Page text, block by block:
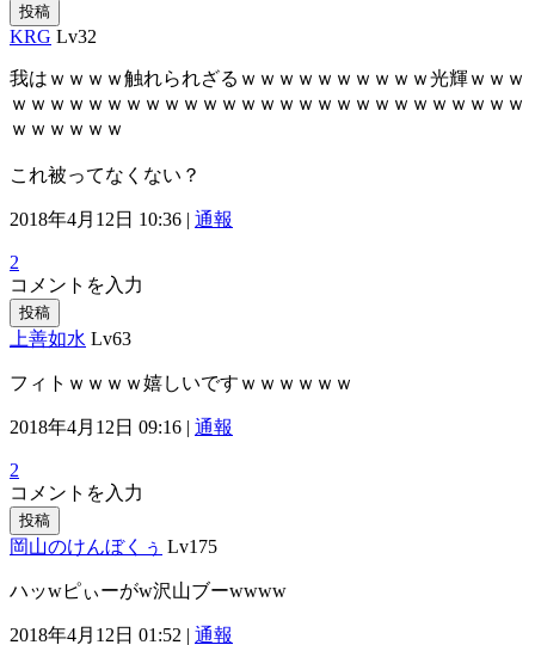
投稿
KRG Lv32
我はｗｗｗｗ触れられざるｗｗｗｗｗｗｗｗｗｗ光輝ｗｗｗ
ｗｗｗｗｗｗｗｗｗｗｗｗｗｗｗｗｗｗｗｗｗｗｗｗｗｗｗ
ｗｗｗｗｗｗ
これ被ってなくない？
2018年4月12日 10:36 | 通報
2
コメントを入力
投稿
上善如水 Lv63
フィトｗｗｗｗ嬉しいですｗｗｗｗｗｗ
2018年4月12日 09:16 | 通報
2
コメントを入力
投稿
岡山のけんぼくぅ Lv175
ハッwピぃーがw沢山ブーwwww
2018年4月12日 01:52 | 通報